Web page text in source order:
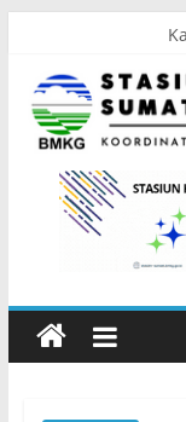
content